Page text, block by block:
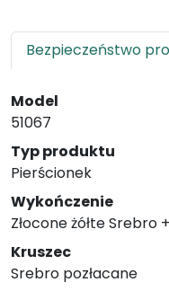
Bezpieczeństwo
Model
51067
Typ produktu
Pierścionek
Wykończenie
Złocone żółte Srebro
Kruszec
Srebro pozłacane